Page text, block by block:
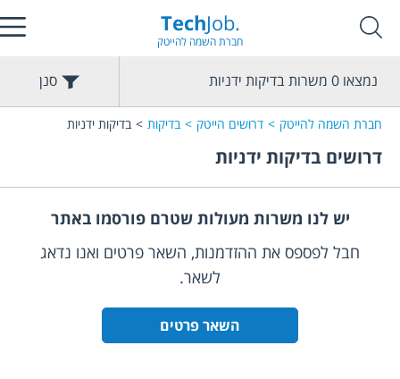
TechJob.
חברת השמה להייטק
חברת השמה להייטק דרושים הייטק בדיקות בדיקות ידניות
דרושים בדיקות ידניות
נמצאו 0 משרותבדיקות ידניות סנן
יש לנו משרות מעולות שטרם פורסמו באתר
חבל לפספס את ההזדמנות, השאר פרטים ואנו נדאג
לשאר.
השאר פרטים